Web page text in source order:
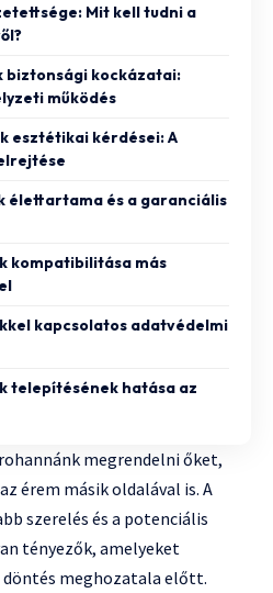
Mit kell tudni a
biztonsági kockázatai:
működés
esztétikai kérdései: A
élettartama és a garanciális
kompatibilitása más
kapcsolatos adatvédelmi
telepítésének hatása az
megrendelni őket,
érem másik oldalával is. A
szerelés és a potenciális
tényezők, amelyeket
döntés meghozatala előtt.